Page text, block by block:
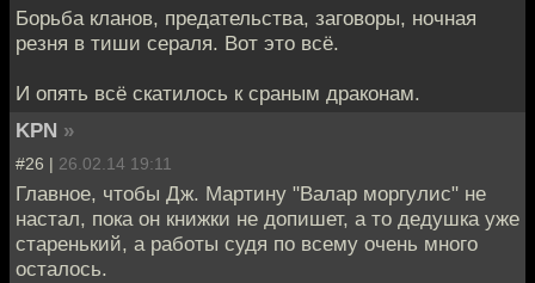
Борьба кланов, предательства, заговоры, ночная
резня в тиши сераля. Вот это всё.
И опять всё скатилось к сраным драконам.
KPN »
#26 | 26.02.14 19:11
Главное, чтобы Дж. Мартину "Валар моргулис" не
настал, пока он книжки не допишет, а то дедушка уже
старенький, а работы судя по всему очень много
осталось.